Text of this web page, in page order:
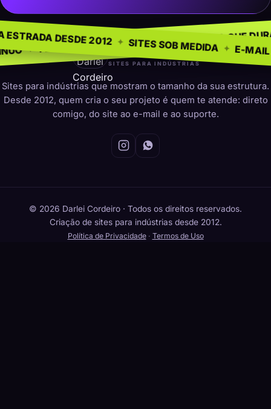
INDÚSTRIAS ✦ PRESENÇA QUE DURA SEM
✦ NA ESTRADA DESDE 2012 ✦ SITES SOB
darleicordeiro
SITES PARA INDÚSTRIAS
Sites para indústrias que mostram o tamanho da sua estrutura.
Desde 2012, quem cria o seu projeto é quem te atende: direto
comigo, do site ao e-mail e ao suporte.
© 2026 Darlei Cordeiro · Todos os direitos reservados.
Criação de sites para indústrias desde 2012.
Política de Privacidade· Termos de Uso